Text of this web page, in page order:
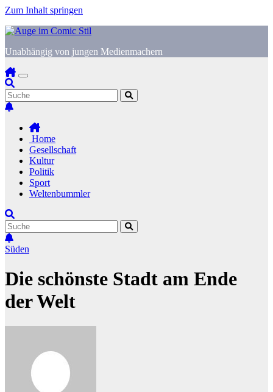
Zum Inhalt springen
Unabhängig von jungen Medienmachern
Home
Gesellschaft
Kultur
Politik
Sport
Weltenbummler
Süden
Die schönste Stadt am Ende
der Welt